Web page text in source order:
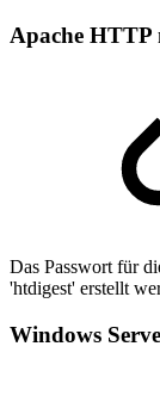
Apache HTTP
Das Passwort für
'htdigest' erstellt
Windows